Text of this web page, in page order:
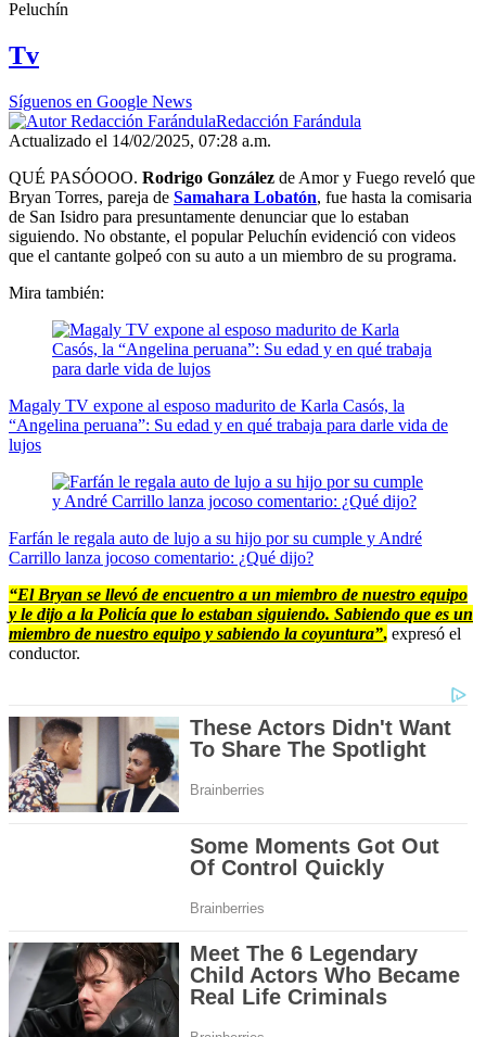
7
10
seconds
Peluchín
Tv
Síguenos en Google News
Redacción Farándula
Actualizado el 14/02/2025, 07:28 a.m.
QUÉ PASÓOOO. Rodrigo González de Amor y Fuego reveló que
Bryan Torres, pareja de Samahara Lobatón, fue hasta la comisaria
de San Isidro para presuntamente denunciar que lo estaban
siguiendo. No obstante, el popular Peluchín evidenció con videos
que el cantante golpeó con su auto a un miembro de su programa.
Mira también:
Magaly TV expone al esposo madurito de Karla Casós, la
“Angelina peruana”: Su edad y en qué trabaja para darle vida de
lujos
Farfán le regala auto de lujo a su hijo por su cumple y André
Carrillo lanza jocoso comentario: ¿Qué dijo?
“El Bryan se llevó de encuentro a un miembro de nuestro equipo
y le dijo a la Policía que lo estaban siguiendo. Sabiendo que es un
miembro de nuestro equipo y sabiendo la coyuntura”, expresó el
conductor.